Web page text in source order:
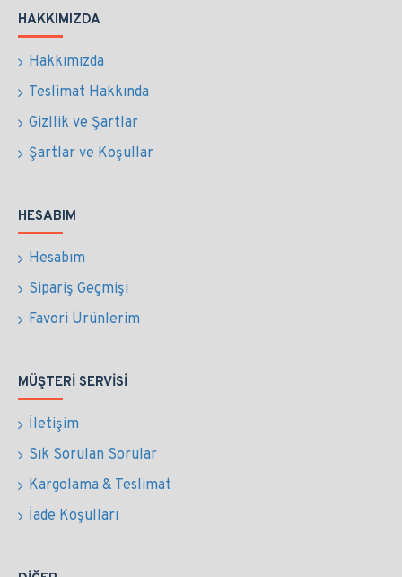
HAKKIMIZDA
Hakkımızda
Teslimat Hakkında
Gizllik ve Şartlar
Şartlar ve Koşullar
HESABIM
Hesabım
Sipariş Geçmişi
Favori Ürünlerim
MÜŞTERI SERVISI
İletişim
Sık Sorulan Sorular
Kargolama & Teslimat
İade Koşulları